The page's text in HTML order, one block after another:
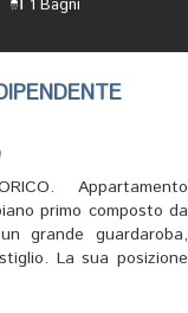
1 Bagni
Appartamento
primo composto da
grande guardaroba,
La sua posizione